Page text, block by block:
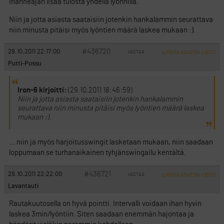
ihanneajan lisää tulosta yhdellä lyönnillä.
Niin ja jotta asiasta saataisiin jotenkin hankalammin seurattava
niin minusta pitäisi myös lyöntien määrä laskea mukaan :).
29.10.2011 22:17:00 #436720 VASTAA ILMOITA ASIATON VIESTI
Putti-Possu
Iron-6 kirjoitti: (29.10.2011 18:46:59)
Niin ja jotta asiasta saataisiin jotenkin hankalammin
seurattava niin minusta pitäisi myös lyöntien määrä laskea
mukaan :).
… niin ja myös harjoitusswingit lasketaan mukaan, niin saadaan
loppumaan se turhanaikainen tyhjänswingailu kentältä.
29.10.2011 22:22:00 #436721 VASTAA ILMOITA ASIATON VIESTI
Lavantauti
Rautakuutosella on hyvä pointti. Intervalli voidaan ihan hyvin
laskea 3min/lyöntiin. Siten saadaan enemmän hajontaa ja